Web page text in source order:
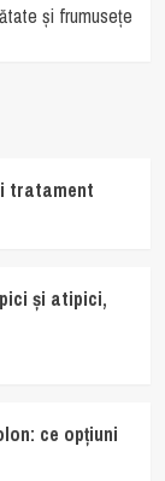
și frumusețe
tratament
și atipici,
ce opțiuni